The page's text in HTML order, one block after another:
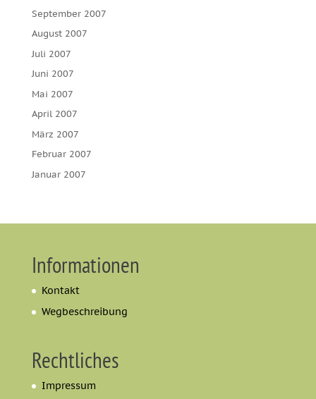
September 2007
August 2007
Juli 2007
Juni 2007
Mai 2007
April 2007
März 2007
Februar 2007
Januar 2007
Informationen
Kontakt
Wegbeschreibung
Rechtliches
Impressum